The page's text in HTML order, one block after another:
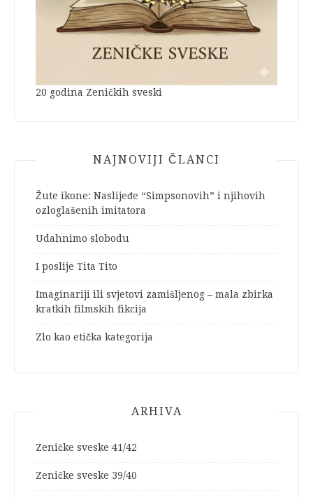
20 godina Zeničkih sveski
NAJNOVIJI ČLANCI
Žute ikone: Naslijeđe “Simpsonovih” i njihovih
ozloglašenih imitatora
Udahnimo slobodu
I poslije Tita Tito
Imaginariji ili svjetovi zamišljenog – mala zbirka
kratkih filmskih fikcija
Zlo kao etička kategorija
ARHIVA
Zeničke sveske 41/42
Zeničke sveske 39/40